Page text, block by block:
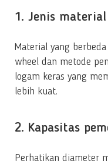
1. Jenis
Material yang
wheel dan metode
logam keras yang
lebih kuat.
2. Kapasitas
Perhatikan diameter